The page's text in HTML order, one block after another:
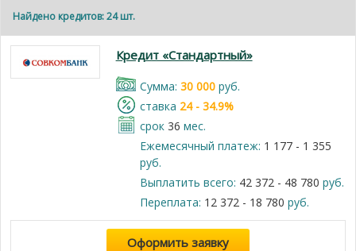
Найдено кредитов: 24 шт.
Кредит «Стандартный»
Cумма: 30 000руб.
cтавка 24 - 34.9%
срок 36 мес.
Ежемесячный платеж: 1 177 - 1 355
руб.
Выплатить всего: 42 372 - 48 780 руб.
Переплата: 12 372 - 18 780 руб.
Оформить заявку